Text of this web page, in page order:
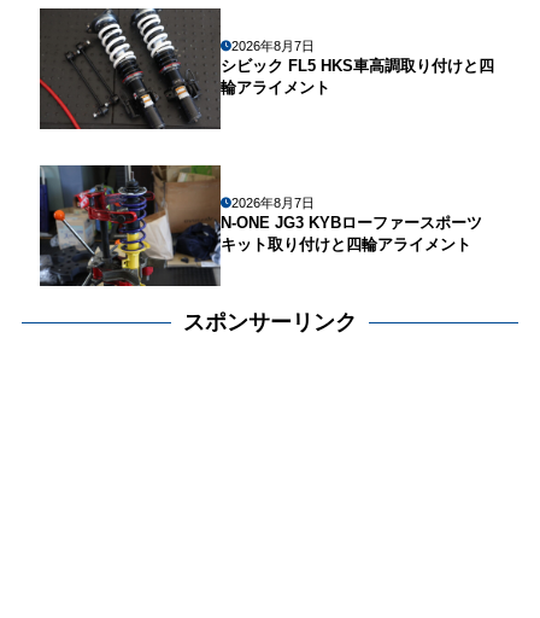
2026年8月7日
シビック FL5 HKS車高調取り付けと四
輪アライメント
2026年8月7日
N-ONE JG3 KYBローファースポーツ
キット取り付けと四輪アライメント
スポンサーリンク